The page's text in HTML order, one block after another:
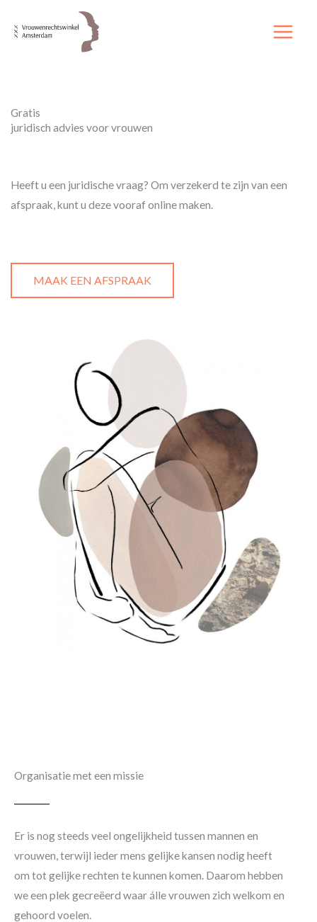
naar
Gratis
juridisch advies voor vrouwen
Heeft u een juridische vraag? Om verzekerd te zijn van een
afspraak, kunt u deze vooraf online maken.
MAAK EEN AFSPRAAK
Organisatie met een missie
Er is nog steeds veel ongelijkheid tussen mannen en
vrouwen, terwijl ieder mens gelijke kansen nodig heeft
om tot gelijke rechten te kunnen komen. Daarom hebben
we een plek gecreëerd waar álle vrouwen zich welkom en
gehoord voelen.